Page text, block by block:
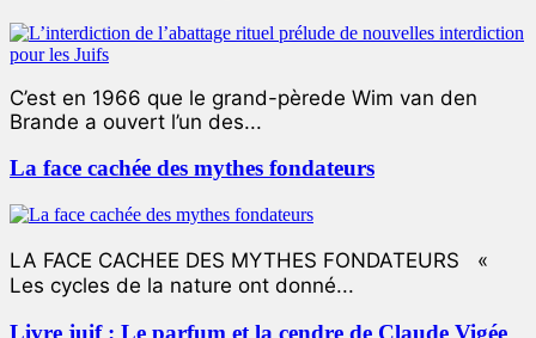
C’est en 1966 que le grand-pèrede Wim van den
Brande a ouvert l’un des...
La face cachée des mythes fondateurs
LA FACE CACHEE DES MYTHES FONDATEURS «
Les cycles de la nature ont donné...
Livre juif : Le parfum et la cendre de Claude Vigée